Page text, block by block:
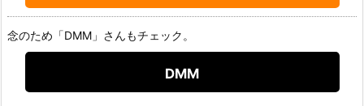
念のため「DMM」さんもチェック。
DMM